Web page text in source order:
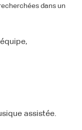
dans un
assistée.